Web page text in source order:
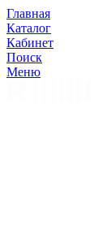
Главная
Каталог
Кабинет
Поиск
Меню